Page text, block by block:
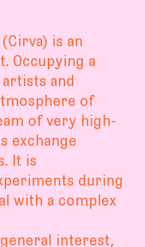
is an
Occupying a
and
of
of very high-
exchange
It is
during
with a complex
interest,